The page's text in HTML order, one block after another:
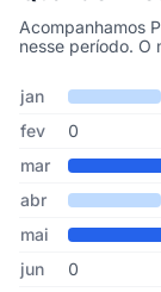
Acompanhamos
nesse período. O
Cupons de
Mês Cupons
jan
fev
0
mar
abr
mai
jun
0